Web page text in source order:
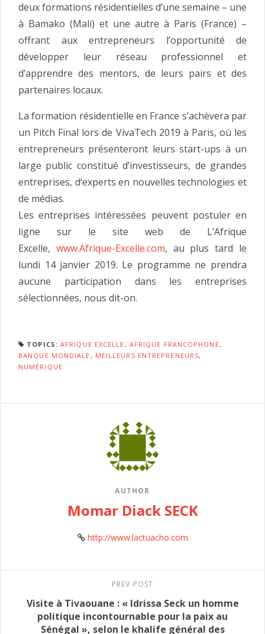
deux formations résidentielles d’une semaine – une
à Bamako (Mali) et une autre à Paris (France) –
offrant aux entrepreneurs l’opportunité de
développer leur réseau professionnel et
d’apprendre des mentors, de leurs pairs et des
partenaires locaux.
La formation résidentielle en France s’achèvera par
un Pitch Final lors de VivaTech 2019 à Paris, où les
entrepreneurs présenteront leurs start-ups à un
large public constitué d’investisseurs, de grandes
entreprises, d’experts en nouvelles technologies et
de médias.
Les entreprises intéressées peuvent postuler en
ligne sur le site web de L’Afrique
Excelle, www.Afrique-Excelle.com, au plus tard le
lundi 14 janvier 2019. Le programme ne prendra
aucune participation dans les entreprises
sélectionnées, nous dit-on.
TOPICS: AFRIQUE EXCELLE, AFRIQUE FRANCOPHONE,
BANQUE MONDIALE, MEILLEURS ENTREPRENEURS,
NUMÉRIQUE
AUTHOR
Momar Diack SECK
http://www.lactuacho.com
PREV POST
Visite à Tivaouane : « Idrissa Seck un homme
politique incontournable pour la paix au
Sénégal », selon le khalife général des